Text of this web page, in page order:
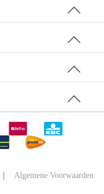
Algemene Voorwaarden